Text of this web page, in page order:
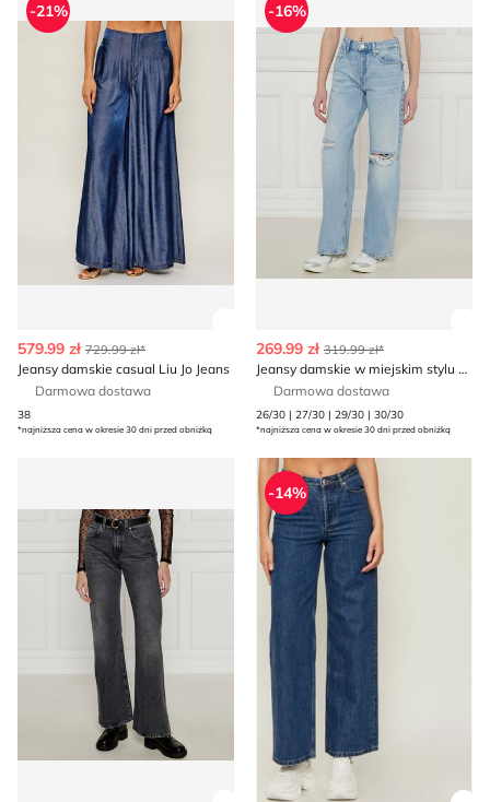
-21%
579.99 zł 729.99 zł*
Jeansy damskie casual Liu Jo Jeans
Darmowa dostawa
38
*najniższa cena w okresie 30 dni przed obniżką
-16%
269.99 zł 319.99 zł*
Jeansy damskie w miejskim stylu Tommy Jeans
Darmowa dostawa
26/30 | 27/30 | 29/30 | 30/30
*najniższa cena w okresie 30 dni przed obniżką
Jeansy damskie jesienne PinkoJeansy damskie w miejskim
-14%